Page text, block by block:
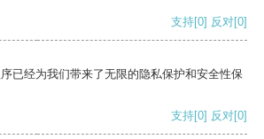
支持[0] 反对[0]
已经为我们带来了无限的隐私保护和安全性保
支持[0] 反对[0]